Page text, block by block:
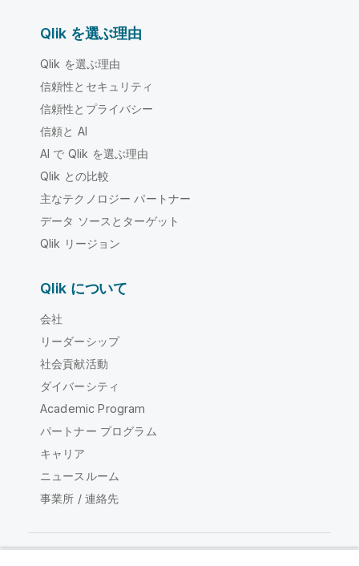
Qlik を選ぶ理由
Qlik を選ぶ理由
信頼性とセキュリティ
信頼性とプライバシー
信頼と AI
AI で Qlik を選ぶ理由
Qlik との比較
主なテクノロジー パートナー
データ ソースとターゲット
Qlik リージョン
Qlik について
会社
リーダーシップ
社会貢献活動
ダイバーシティ
Academic Program
パートナー プログラム
キャリア
ニュースルーム
事業所 / 連絡先